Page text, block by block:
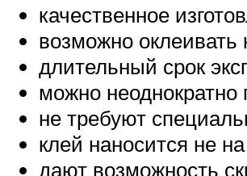
качественное
возможно оклеивать
длительный срок
можно неоднократно
не требуют
клей наносится не
дают возможность